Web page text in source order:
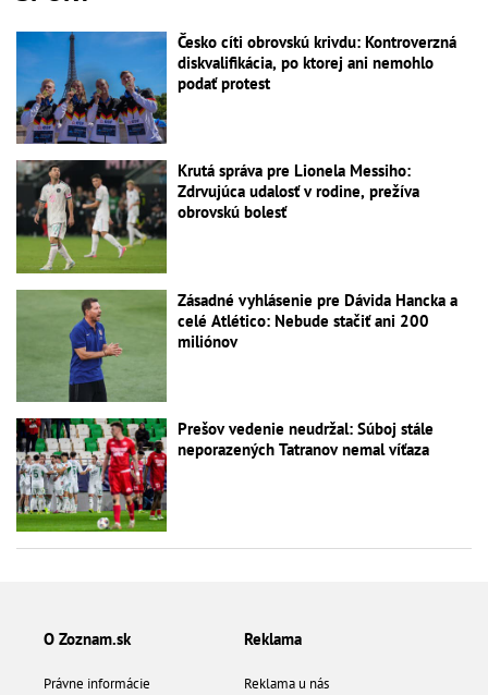
Česko cíti obrovskú krivdu: Kontroverzná
diskvalifikácia, po ktorej ani nemohlo
podať protest
Krutá správa pre Lionela Messiho:
Zdrvujúca udalosť v rodine, prežíva
obrovskú bolesť
Zásadné vyhlásenie pre Dávida Hancka a
celé Atlético: Nebude stačiť ani 200
miliónov
Prešov vedenie neudržal: Súboj stále
neporazených Tatranov nemal víťaza
O Zoznam.sk
Právne informácie
Reklama
Reklama u nás